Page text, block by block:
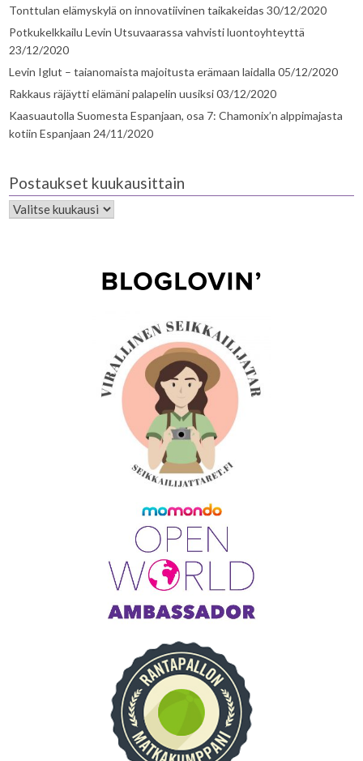
Tonttulan elämyskylä on innovatiivinen taikakeidas 30/12/2020
Potkukelkkailu Levin Utsuvaarassa vahvisti luontoyhteyttä
23/12/2020
Levin Iglut – taianomaista majoitusta erämaan laidalla 05/12/2020
Rakkaus räjäytti elämäni palapelin uusiksi03/12/2020
Kaasuautolla Suomesta Espanjaan, osa 7: Chamonix’n alppimajasta
kotiin Espanjaan 24/11/2020
Postaukset kuukausittain